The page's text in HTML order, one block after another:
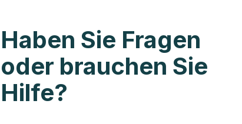
Haben Sie Fragen
oder brauchen Sie
Hilfe?